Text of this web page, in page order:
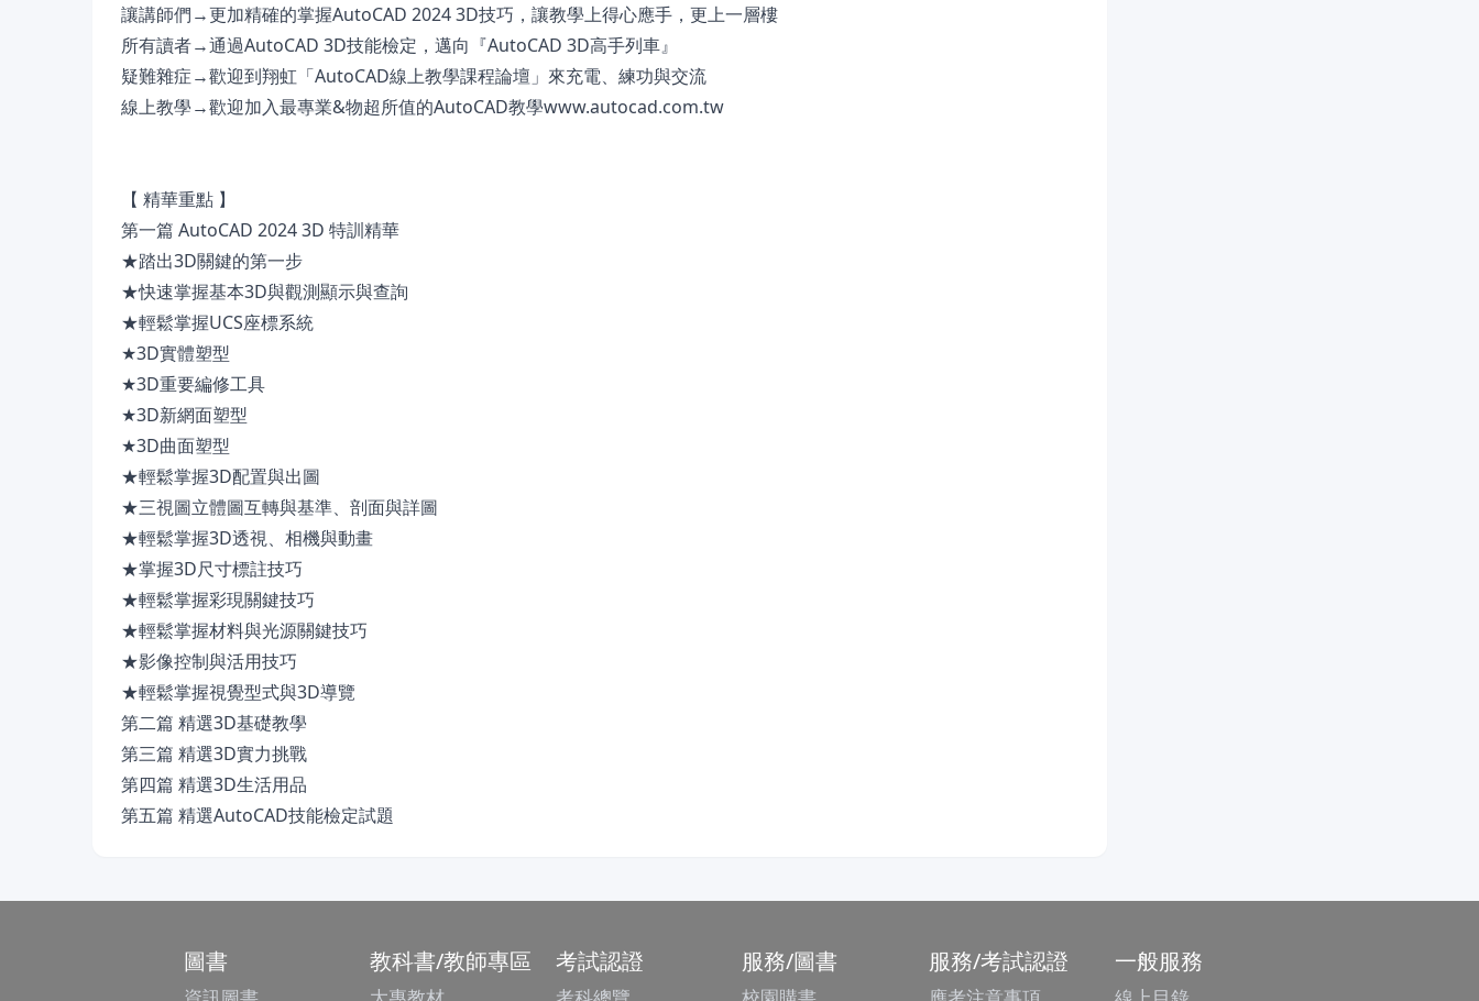
讓講師們→更加精確的掌握AutoCAD 2024 3D技巧，讓教學上得心應手，更上一層樓
所有讀者→通過AutoCAD 3D技能檢定，邁向『AutoCAD 3D高手列車』
疑難雜症→歡迎到翔虹「AutoCAD線上教學課程論壇」來充電、練功與交流
線上教學→歡迎加入最專業&物超所值的AutoCAD教學www.autocad.com.tw
【 精華重點 】
第一篇 AutoCAD 2024 3D 特訓精華
★踏出3D關鍵的第一步
★快速掌握基本3D與觀測顯示與查詢
★輕鬆掌握UCS座標系統
★3D實體塑型
★3D重要編修工具
★3D新網面塑型
★3D曲面塑型
★輕鬆掌握3D配置與出圖
★三視圖立體圖互轉與基準、剖面與詳圖
★輕鬆掌握3D透視、相機與動畫
★掌握3D尺寸標註技巧
★輕鬆掌握彩現關鍵技巧
★輕鬆掌握材料與光源關鍵技巧
★影像控制與活用技巧
★輕鬆掌握視覺型式與3D導覽
第二篇 精選3D基礎教學
第三篇 精選3D實力挑戰
第四篇 精選3D生活用品
第五篇 精選AutoCAD技能檢定試題
圖書 教科書/教師專區 考試認證 服務/圖書 服務/考試認證 一般服務